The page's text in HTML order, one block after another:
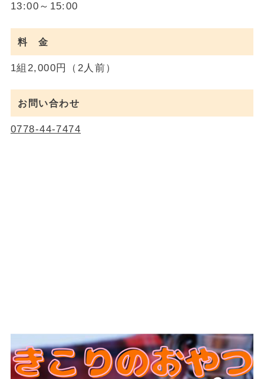
13:00～15:00
料 金
1組2,000円（2人前）
お問い合わせ
0778-44-7474